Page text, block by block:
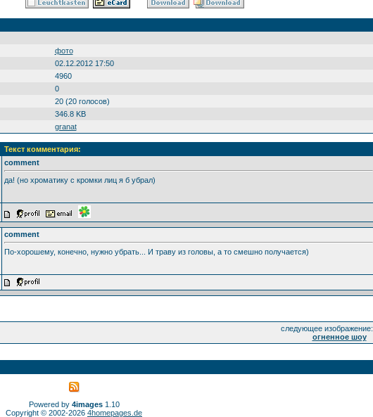
фото
02.12.2012 17:50
4960
0
20 (20 голосов)
346.8 KB
granat
Текст комментария:
comment
да! (но хроматику с кромки лиц я б убрал)
comment
По-хорошему, конечно, нужно убрать... И траву из головы, а то смешно получается)
следующее изображение:
огненное шоу
Powered by 4images1.10
Copyright © 2002-2026 4homepages.de